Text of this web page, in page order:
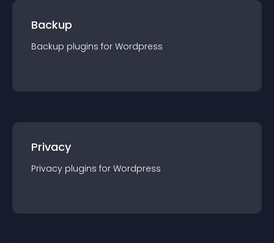
Backup
Backup plugins for Wordpress
Privacy
Privacy plugins for Wordpress